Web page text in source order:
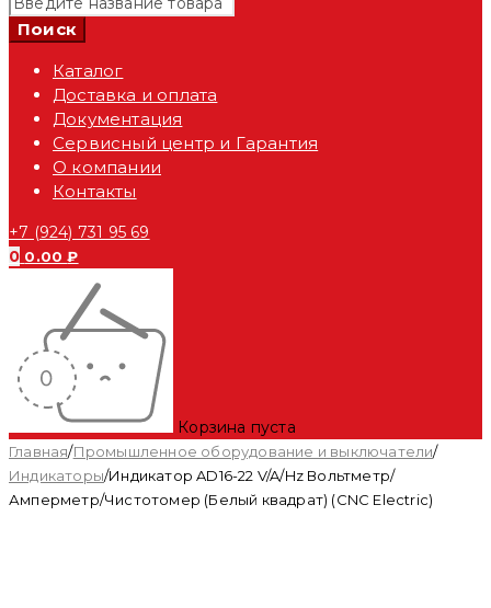
Каталог
Доставка и оплата
Документация
Сервисный центр и Гарантия
О компании
Контакты
+7 (924) 731 95 69
0 0.00₽
Корзина пуста
Главная/Промышленное оборудование и выключатели/
Индикаторы/Индикатор AD16-22 V/A/Hz Вольтметр/
Амперметр/Чистотомер (Белый квадрат) (CNC Electric)